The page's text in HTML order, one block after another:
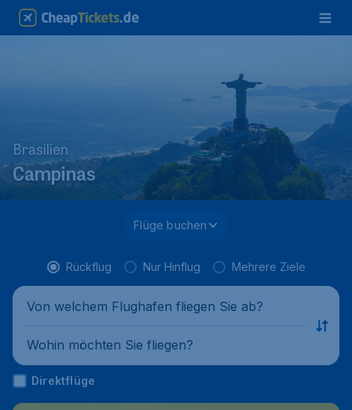
Brasilien
Campinas
Flüge buchen
Rückflug Nur Hinflug Mehrere Ziele
Von welchem Flughafen fliegen Sie ab?
Wohin möchten Sie fliegen?
Direktflüge